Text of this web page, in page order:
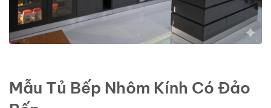
Mẫu Tủ Bếp Nhôm Kính Có Đảo